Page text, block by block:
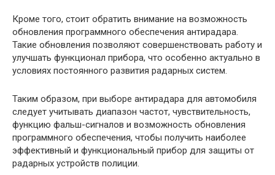
Кроме того, стоит обратить внимание на возможность
обновления программного обеспечения антирадара.
Такие обновления позволяют совершенствовать работу и
улучшать функционал прибора, что особенно актуально в
условиях постоянного развития радарных систем.
Таким образом, при выборе антирадара для автомобиля
следует учитывать диапазон частот, чувствительность,
функцию фальш-сигналов и возможность обновления
программного обеспечения, чтобы получить наиболее
эффективный и функциональный прибор для защиты от
радарных устройств полиции.